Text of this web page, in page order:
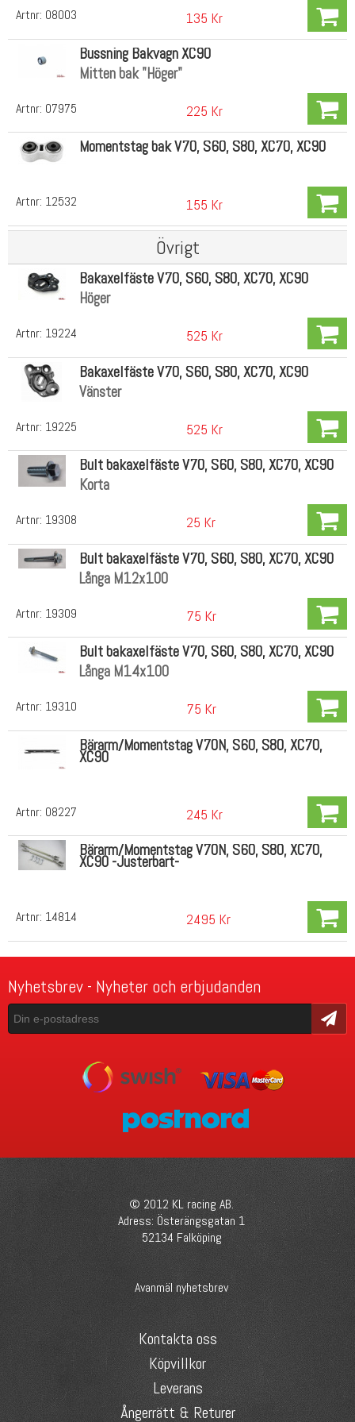
Artnr: 08003 135 Kr
Artnr: 07975
Bussning Bakvagn XC90
Mitten bak "Höger"
225 Kr
Artnr: 12532
Momentstag bak V70, S60, S80, XC70, XC90
155 Kr
Övrigt
Artnr: 19224
Bakaxelfäste V70, S60, S80, XC70, XC90
Höger
525 Kr
Artnr: 19225
Bakaxelfäste V70, S60, S80, XC70, XC90
Vänster
525 Kr
Artnr: 19308
Bult bakaxelfäste V70, S60, S80, XC70, XC90
Korta
25 Kr
Artnr: 19309
Bult bakaxelfäste V70, S60, S80, XC70, XC90
Långa M12x100
75 Kr
Artnr: 19310
Bult bakaxelfäste V70, S60, S80, XC70, XC90
Långa M14x100
75 Kr
Artnr: 08227
Bärarm/Momentstag V70N, S60, S80, XC70,
XC90
245 Kr
Artnr: 14814
Bärarm/Momentstag V70N, S60, S80, XC70,
XC90 -Justerbart-
2495 Kr
Nyhetsbrev - Nyheter och erbjudanden
Skicka
© 2012 KL racing AB.
Adress: Österängsgatan 1
52134 Falköping
Avanmäl nyhetsbrev
Kontakta oss
Köpvillkor
Leverans
Ångerrätt & Returer